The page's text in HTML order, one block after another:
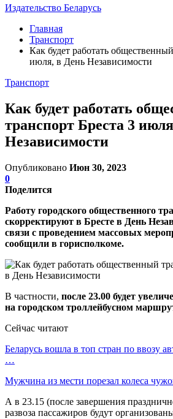
Издательство Беларусь
Главная
Транспорт
Как будет работать
июля, в День Независимости
Транспорт
Как будет работать
транспорт Бреста 3
Независимости
Опубликовано Июн 30, 2023
0
Поделится
Работу городского общественного
скорректируют в Бресте в День
связи с проведением массовых
сообщили в горисполкоме.
В частности, после 23.00 будет
на городском троллейбусном
Сейчас читают
Беларусь вошла в топ стран по ввозу
…
Мужчина из мести порезал колеса
А в 23.15 (после завершения
развоза пассажиров будут